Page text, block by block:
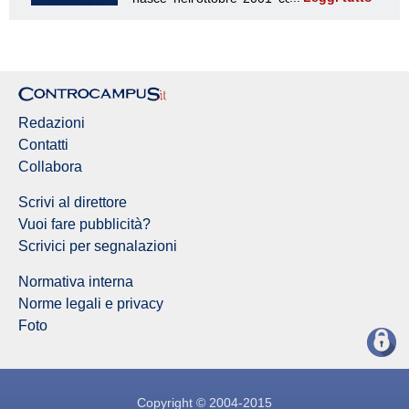
Redazioni
Contatti
Collabora
Scrivi al direttore
Vuoi fare pubblicità?
Scrivici per segnalazioni
Normativa interna
Norme legali e privacy
Foto
Copyright © 2004-2015